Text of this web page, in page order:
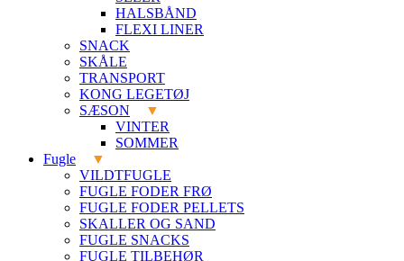
HALSBÅND
FLEXI LINER
SNACK
SKÅLE
TRANSPORT
KONG LEGETØJ
SÆSON
VINTER
SOMMER
Fugle
VILDTFUGLE
FUGLE FODER FRØ
FUGLE FODER PELLETS
SKALLER OG SAND
FUGLE SNACKS
FUGLE TILBEHØR